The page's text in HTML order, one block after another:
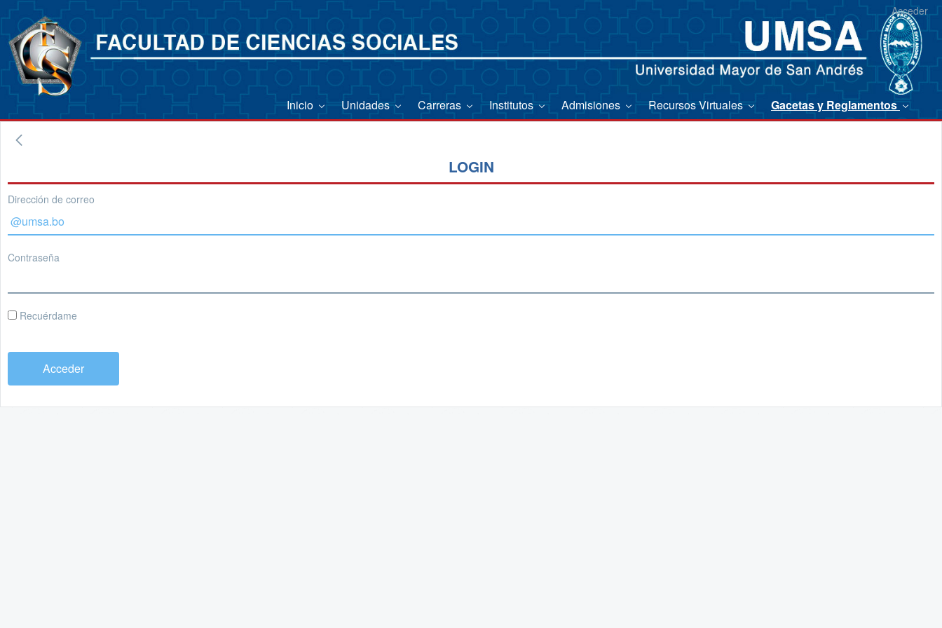
Acceder
Inicio Unidades Carreras Institutos Admisiones Recursos Virtuales Gacetas y Reglamentos
LOGIN
Dirección de correo
Contraseña
Recuérdame
Acceder